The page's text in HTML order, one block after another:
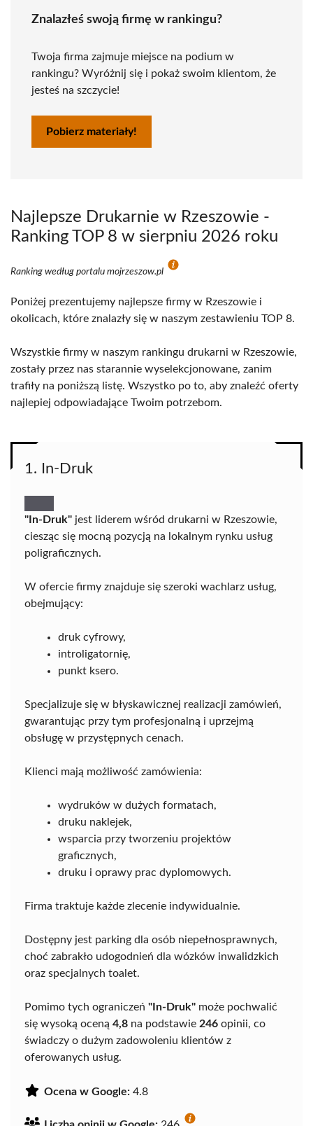
Znalazłeś swoją firmę w rankingu?
Twoja firma zajmuje miejsce na podium w
rankingu? Wyróżnij się i pokaż swoim klientom, że
jesteś na szczycie!
Pobierz materiały!
Najlepsze Drukarnie w Rzeszowie -
Ranking TOP 8 w sierpniu 2026 roku
Ranking według portalu mojrzeszow.pl
Poniżej prezentujemy najlepsze firmy w Rzeszowie i
okolicach, które znalazły się w naszym zestawieniu TOP 8.
Wszystkie firmy w naszym rankingu drukarni w Rzeszowie,
zostały przez nas starannie wyselekcjonowane, zanim
trafiły na poniższą listę. Wszystko po to, aby znaleźć oferty
najlepiej odpowiadające Twoim potrzebom.
1. In-Druk
"In-Druk" jest liderem wśród drukarni w Rzeszowie,
ciesząc się mocną pozycją na lokalnym rynku usług
poligraficznych.
W ofercie firmy znajduje się szeroki wachlarz usług,
obejmujący:
druk cyfrowy,
introligatornię,
punkt ksero.
Specjalizuje się w błyskawicznej realizacji zamówień,
gwarantując przy tym profesjonalną i uprzejmą
obsługę w przystępnych cenach.
Klienci mają możliwość zamówienia:
wydruków w dużych formatach,
druku naklejek,
wsparcia przy tworzeniu projektów
graficznych,
druku i oprawy prac dyplomowych.
Firma traktuje każde zlecenie indywidualnie.
Dostępny jest parking dla osób niepełnosprawnych,
choć zabrakło udogodnień dla wózków inwalidzkich
oraz specjalnych toalet.
Pomimo tych ograniczeń "In-Druk" może pochwalić
się wysoką oceną 4,8 na podstawie 246 opinii, co
świadczy o dużym zadowoleniu klientów z
oferowanych usług.
Ocena w Google: 4.8